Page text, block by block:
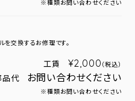
※種類お問い合わせください
を交換するお修理です。
工賃 ¥2,000 （税込）
品代 お問い合わせください
※種類お問い合わせください